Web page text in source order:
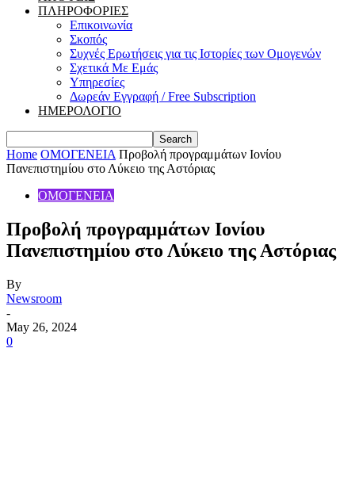
ΠΛΗΡΟΦΟΡΙΕΣ
Επικοινωνία
Σκοπός
Συχνές Ερωτήσεις για τις Ιστορίες των Ομογενών
Σχετικά Με Εμάς
Υπηρεσίες
Δωρεάν Εγγραφή / Free Subscription
ΗΜΕΡΟΛΟΓΙΟ
Home ΟΜΟΓΕΝΕΙΑ Προβολή προγραμμάτων Ιονίου
Πανεπιστημίου στο Λύκειο της Αστόριας
ΟΜΟΓΕΝΕΙΑ
Προβολή προγραμμάτων Ιονίου
Πανεπιστημίου στο Λύκειο της Αστόριας
By
Newsroom
-
May 26, 2024
0